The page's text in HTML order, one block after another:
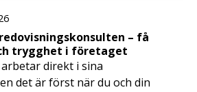
– få
trygghet i företaget
direkt i sina
det är först när du och din